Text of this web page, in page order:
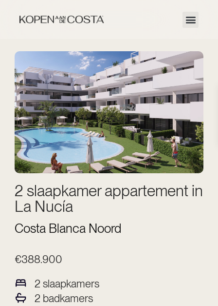
2 slaapkamer appartement in
La Nucía
Costa Blanca Noord
€388.900
2 slaapkamers
2 badkamers